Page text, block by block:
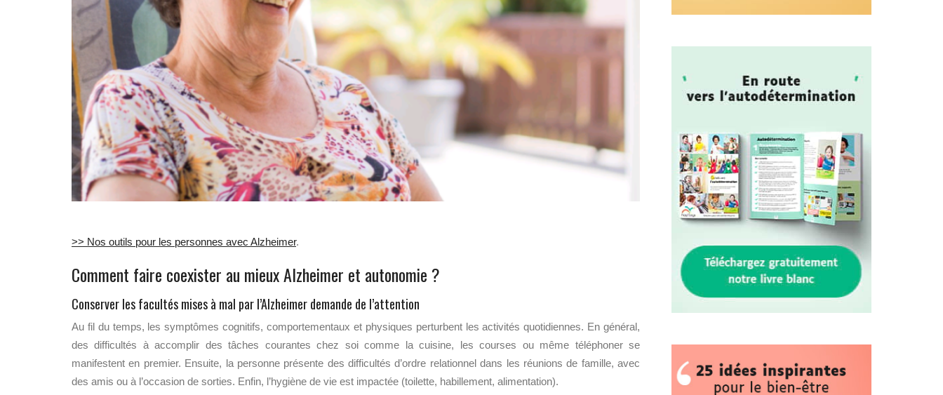
>> Nos outils pour les personnes avec Alzheimer.
Comment faire coexister au mieux Alzheimer et autonomie ?
Conserver les facultés mises à mal par l’Alzheimer demande de l’attention
Au fil du temps, les symptômes cognitifs, comportementaux et physiques perturbent les activités quotidiennes. En général,
des difficultés à accomplir des tâches courantes chez soi comme la cuisine, les courses ou même téléphoner se
manifestent en premier. Ensuite, la personne présente des difficultés d’ordre relationnel dans les réunions de famille, avec
des amis ou à l’occasion de sorties. Enfin, l’hygiène de vie est impactée (toilette, habillement, alimentation).